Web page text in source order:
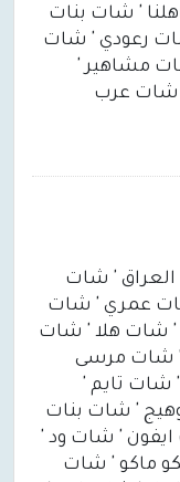
' شات بنات
رعودي ' شات
مشاهير '
' شات عرب
' شات
عمري ' شات
' شات هلا ' شات
' شات مرسى
شات تايم '
' شات بنات
ايفون ' شات ود '
ماكو ' شات